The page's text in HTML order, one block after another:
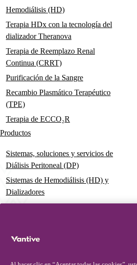
Hemodiálisis (HD)
Terapia HDx con la tecnología del
dializador Theranova
Terapia de Reemplazo Renal
Continua (CRRT)
Purificación de la Sangre
Recambio Plasmático Terapéutico
(TPE)
Terapia de ECCO₂R
Productos
Sistemas, soluciones y servicios de
Diálisis Peritoneal (DP)
Sistemas de Hemodiálisis (HD) y
Dializadores